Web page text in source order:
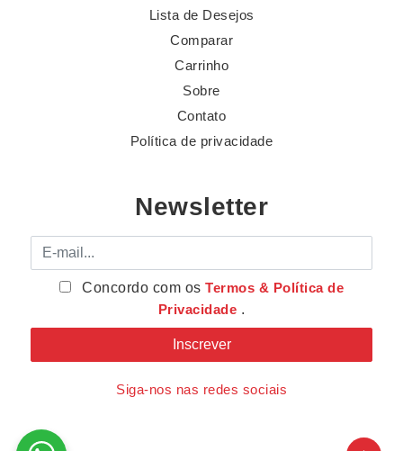
Lista de Desejos
Comparar
Carrinho
Sobre
Contato
Política de privacidade
Newsletter
E-mail
Concordo com osTermos & Política de
Privacidade .
Siga-nos nas redes sociais